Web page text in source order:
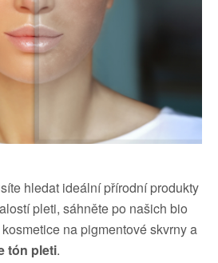
hledat ideální přírodní produkty
pleti, sáhněte po našich bio
na pigmentové skvrny a
tón pleti.